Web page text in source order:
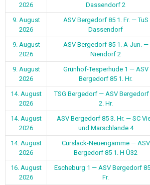
2026
Dassendorf 2
9. August
2026
ASV Bergedorf 85 1. Fr. — TuS
Dassendorf
9. August
2026
ASV Bergedorf 85 1. A-Jun. —
Niendorf 2
9. August
2026
Grünhof-Tesperhude 1 — ASV
Bergedorf 85 1. Hr.
14. August
2026
TSG Bergedorf — ASV Bergedorf
2. Hr.
14. August
2026
ASV Bergedorf 85 3. Hr. — SC
und Marschlande 4
14. August
2026
Curslack-Neuengamme — ASV
Bergedorf 85 1. H Ü32
16. August
2026
Escheburg 1 — ASV Bergedorf
Fr.